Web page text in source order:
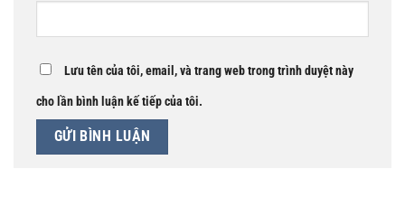
Lưu tên của tôi, email, và trang web trong trình duyệt này
cho lần bình luận kế tiếp của tôi.